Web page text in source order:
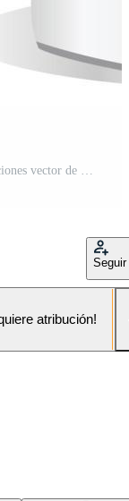
Seguir
atribución!